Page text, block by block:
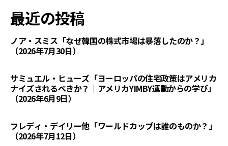
最近の投稿
ノア・スミス「なぜ韓国の株式市場は暴落したのか？」
（2026年7月30日）
サミュエル・ヒューズ「ヨーロッパの住宅政策はアメリカ
ナイズされるべきか？｜アメリカYIMBY運動からの学び」
（2026年6月9日）
フレディ・デイリー他「ワールドカップは誰のものか？」
（2026年7月12日）